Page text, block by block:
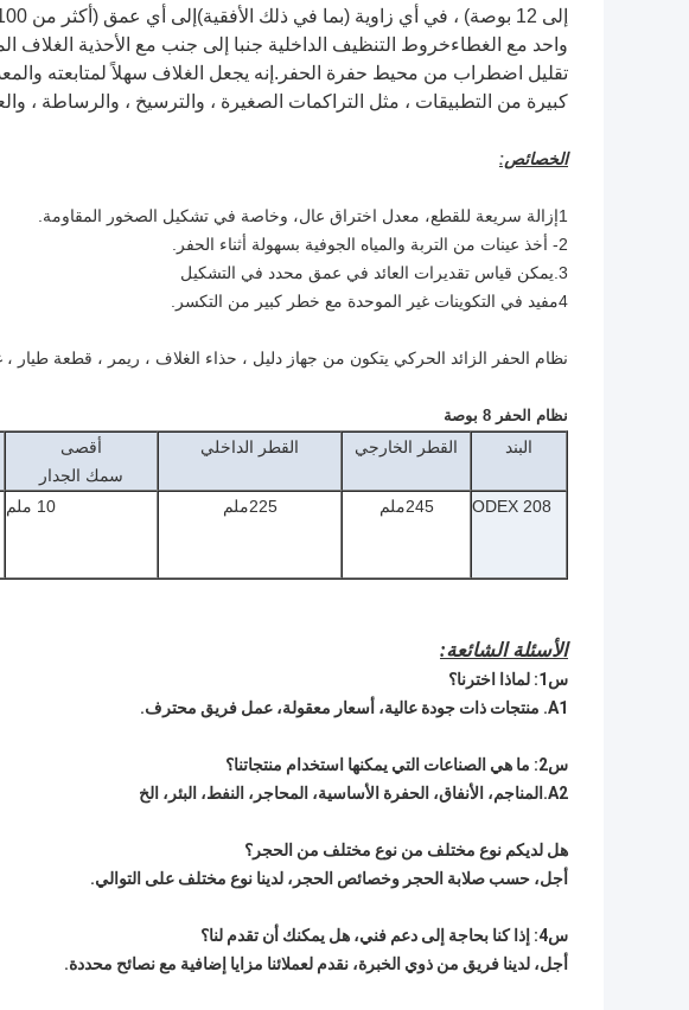
واحد مع الغطاءخروط التنظيف الداخلية جنبا إلى جنب مع الأحذية الغلاف
تقليل اضطراب من محيط حفرة الحفر.إنه يجعل الغلاف سهلاً لمتابعته
كبيرة من التطبيقات ، مثل التراكمات الصغيرة ، والترسيخ ، والرساطة ،
الخصائص:
1إزالة سريعة للقطع، معدل اختراق عال، وخاصة في تشكيل الصخور المقاومة.
2- أخذ عينات من التربة والمياه الجوفية بسهولة أثناء الحفر.
3.يمكن قياس تقديرات العائد في عمق محدد في التشكيل
4مفيد في التكوينات غير الموحدة مع خطر كبير من التكسر.
نظام الحفر الزائد الحركي يتكون من جهاز دليل ، حذاء الغلاف ، ريمر ، قطعة طيار
نظام الحفر 8 بوصة
البند القطر الخارجي القطر الداخلي
أقصى
سمك الجدار
ODEX 208
245ملم 225ملم 10 ملم
الأسئلة الشائعة:
س1: لماذا اخترنا؟
A1. منتجات ذات جودة عالية، أسعار معقولة، عمل فريق محترف.
س2: ما هي الصناعات التي يمكنها استخدام منتجاتنا؟
A2.المناجم، الأنفاق، الحفرة الأساسية، المحاجر، النفط، البئر، الخ
هل لديكم نوع مختلف من نوع مختلف من الحجر؟
أجل، حسب صلابة الحجر وخصائص الحجر، لدينا نوع مختلف على التوالي.
س4: إذا كنا بحاجة إلى دعم فني، هل يمكنك أن تقدم لنا؟
أجل، لدينا فريق من ذوي الخبرة، نقدم لعملائنا مزايا إضافية مع نصائح محددة.